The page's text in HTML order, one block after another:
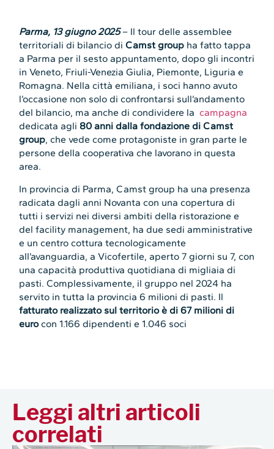
Parma, 13 giugno 2025– Il tour delle assemblee
territoriali di bilancio diCamst group ha fatto tappa
a Parma per il sesto appuntamento, dopo gli incontri
in Veneto, Friuli-Venezia Giulia, Piemonte, Liguria e
Romagna. Nella città emiliana, i soci hanno avuto
l’occasione non solo di confrontarsi sull’andamento
del bilancio, ma anche di condividere la campagna
dedicata agli80 anni dalla fondazione di Camst
group, che vede come protagoniste in gran parte le
persone della cooperativa che lavorano in questa
area.
In provincia di Parma, Camst group ha una presenza
radicata dagli anni Novanta con una copertura di
tutti i servizi nei diversi ambiti della ristorazione e
del facility management, ha due sedi amministrative
e un centro cottura tecnologicamente
all’avanguardia, a Vicofertile, aperto 7 giorni su 7, con
una capacità produttiva quotidiana di migliaia di
pasti. Complessivamente, il gruppo nel 2024 ha
servito in tutta la provincia 6 milioni di pasti. Il
fatturato realizzato sul territorio è di 67 milioni di
eurocon 1.166 dipendenti e 1.046 soci
Leggi altri articoli
correlati